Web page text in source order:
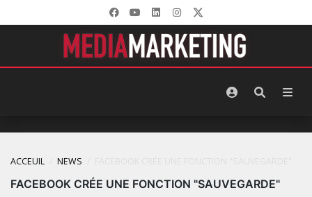
ACCEUIL NEWS
FACEBOOK CRÉE UNE FONCTION "SAUVEGARDE"